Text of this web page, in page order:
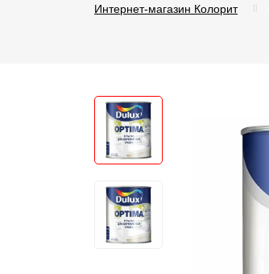
Интернет-магазин Колорит